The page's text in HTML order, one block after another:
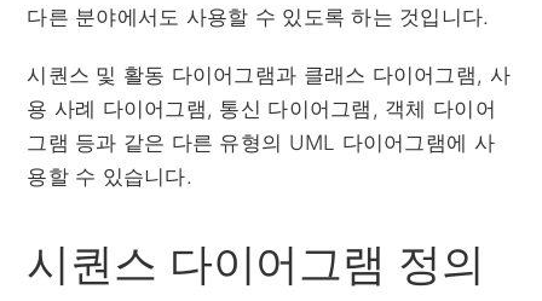
다른 분야에서도 사용할 수 있도록 하는 것입니다.
시퀀스 및 활동 다이어그램과 클래스 다이어그램, 사
용 사례 다이어그램, 통신 다이어그램, 객체 다이어
그램 등과 같은 다른 유형의 UML 다이어그램에 사
용할 수 있습니다.
시퀀스 다이어그램 정의